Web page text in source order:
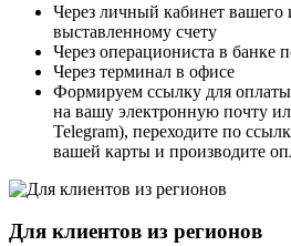
Через личный кабинет вашего
выставленному счету
Через операциониста в банке
Через терминал в офисе
Формируем ссылку для
на вашу электронную почту
Telegram), переходите по
вашей карты и производите
Для клиентов из регионов